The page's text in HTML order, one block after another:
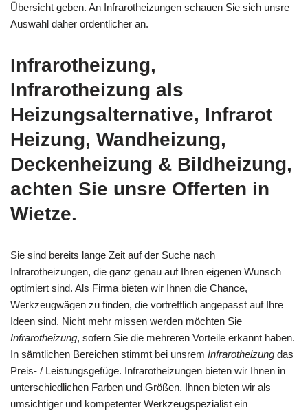
Übersicht geben. An Infrarotheizungen schauen Sie sich unsre
Auswahl daher ordentlicher an.
Infrarotheizung,
Infrarotheizung als
Heizungsalternative, Infrarot
Heizung, Wandheizung,
Deckenheizung & Bildheizung,
achten Sie unsre Offerten in
Wietze.
Sie sind bereits lange Zeit auf der Suche nach
Infrarotheizungen, die ganz genau auf Ihren eigenen Wunsch
optimiert sind. Als Firma bieten wir Ihnen die Chance,
Werkzeugwägen zu finden, die vortrefflich angepasst auf Ihre
Ideen sind. Nicht mehr missen werden möchten Sie
Infrarotheizung, sofern Sie die mehreren Vorteile erkannt haben.
In sämtlichen Bereichen stimmt bei unsrem Infrarotheizung das
Preis- / Leistungsgefüge. Infrarotheizungen bieten wir Ihnen in
unterschiedlichen Farben und Größen. Ihnen bieten wir als
umsichtiger und kompetenter Werkzeugspezialist ein